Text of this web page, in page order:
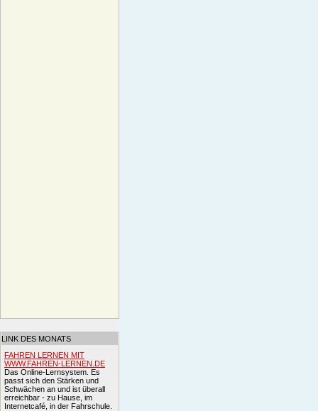
LINK DES MONATS
FAHREN LERNEN MIT
WWW.FAHREN-LERNEN.DE
Das Online-Lernsystem. Es
passt sich den Stärken und
Schwächen an und ist überall
erreichbar - zu Hause, im
Internetcafé, in der Fahrschule.